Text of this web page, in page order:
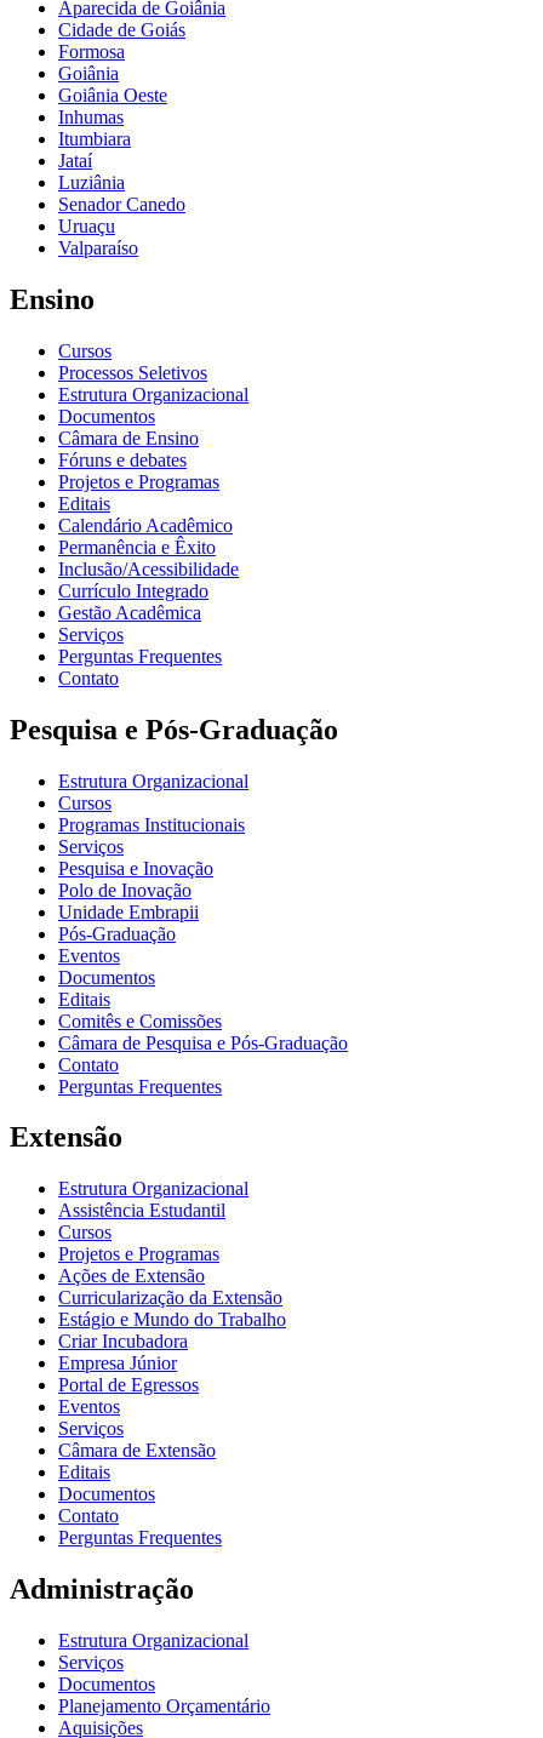
Aparecida de Goiânia
Cidade de Goiás
Formosa
Goiânia
Goiânia Oeste
Inhumas
Itumbiara
Jataí
Luziânia
Senador Canedo
Uruaçu
Valparaíso
Ensino
Cursos
Processos Seletivos
Estrutura Organizacional
Documentos
Câmara de Ensino
Fóruns e debates
Projetos e Programas
Editais
Calendário Acadêmico
Permanência e Êxito
Inclusão/Acessibilidade
Currículo Integrado
Gestão Acadêmica
Serviços
Perguntas Frequentes
Contato
Pesquisa e Pós-Graduação
Estrutura Organizacional
Cursos
Programas Institucionais
Serviços
Pesquisa e Inovação
Polo de Inovação
Unidade Embrapii
Pós-Graduação
Eventos
Documentos
Editais
Comitês e Comissões
Câmara de Pesquisa e Pós-Graduação
Contato
Perguntas Frequentes
Extensão
Estrutura Organizacional
Assistência Estudantil
Cursos
Projetos e Programas
Ações de Extensão
Curricularização da Extensão
Estágio e Mundo do Trabalho
Criar Incubadora
Empresa Júnior
Portal de Egressos
Eventos
Serviços
Câmara de Extensão
Editais
Documentos
Contato
Perguntas Frequentes
Administração
Estrutura Organizacional
Serviços
Documentos
Planejamento Orçamentário
Aquisições